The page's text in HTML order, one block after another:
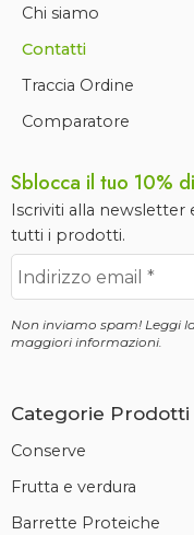
Chi siamo
Contatti
Traccia Ordine
Comparatore
Sblocca il tuo 10%
Iscriviti alla newsletter
tutti i prodotti.
Non inviamo spam! Leggi
maggiori informazioni.
Categorie Prodotti
Conserve
Frutta e verdura
Barrette Proteiche